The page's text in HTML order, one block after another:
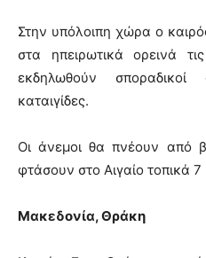
Στην υπόλοιπη χώρα ο
στα ηπειρωτικά ορεινά
εκδηλωθούν
καταιγίδες.
Οι άνεμοι θα πνέουν από
φτάσουν στο Αιγαίο τοπικά
Μακεδονία, Θράκη